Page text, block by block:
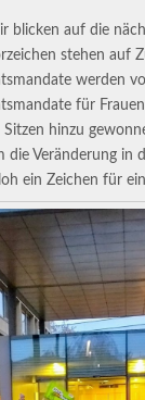
blicken auf die
stehen auf
werden
für
Sitzen hinzu
die Veränderung in
ein Zeichen für